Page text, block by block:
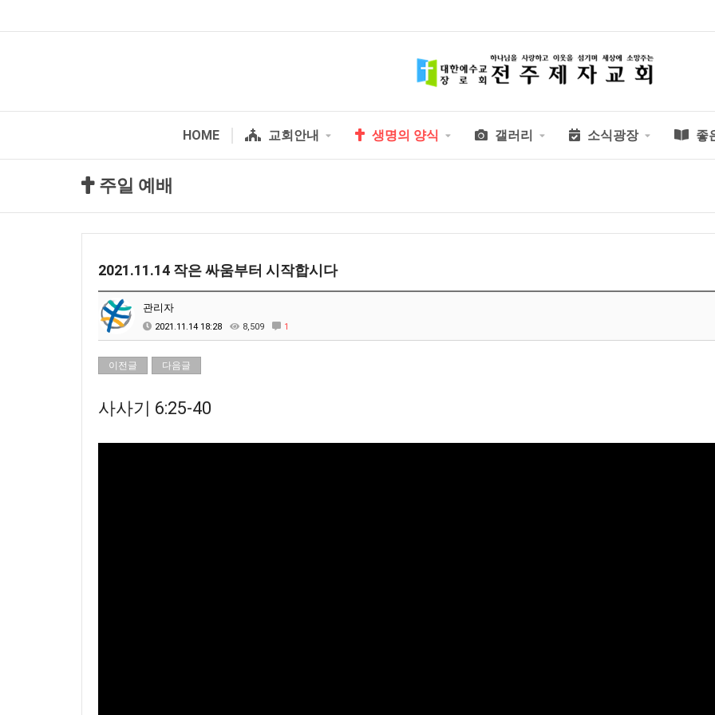
HOME 교회안내 생명의 양식 갤러리 소식광장 좋
주일 예배
2021.11.14 작은 싸움부터 시작합시다
관리자
2021.11.14 18:28 8,509 1
이전글 다음글
사사기 6:25-40